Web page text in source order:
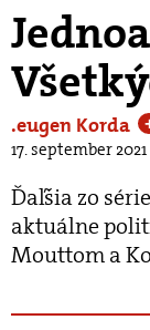
.eugen Korda
17. september 2021
Ďaľšia zo
aktuálne
Mouttom a